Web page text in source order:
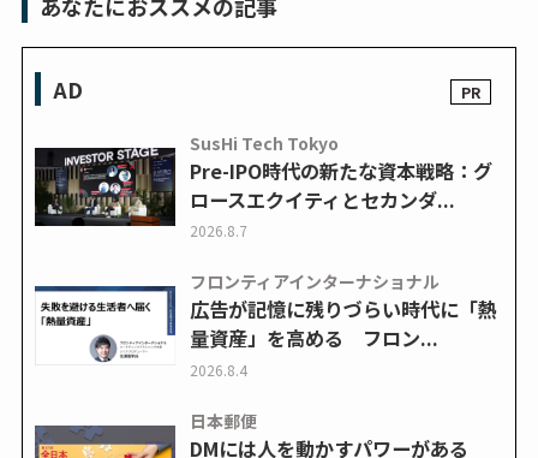
AD
SusHi Tech Tokyo
Pre-IPO時代の新たな資本戦略：グ
ロースエクイティとセカンダ...
2026.8.7
フロンティアインターナショナル
広告が記憶に残りづらい時代に「熱
量資産」を高める フロン...
2026.8.4
日本郵便
DMには人を動かすパワーがある